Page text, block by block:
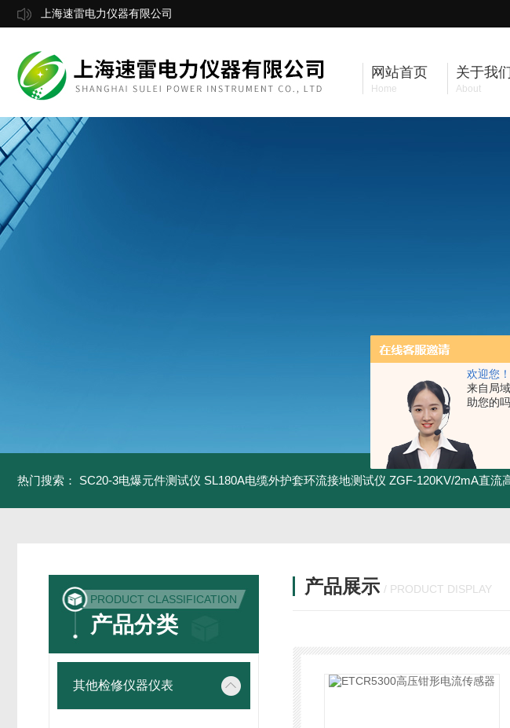
欢迎您！
来自局
助您的
上海速雷电力仪器有限公司
网站首页
Home
关于我们
About
热门搜索： SC20-3电爆元件测试仪 SL180A电缆外护套环流接地测试仪 ZGF-120KV/2mA直流
PRODUCT CLASSIFICATION
产品分类
其他检修仪器仪表
产品展示 / PRODUCT DISPLAY